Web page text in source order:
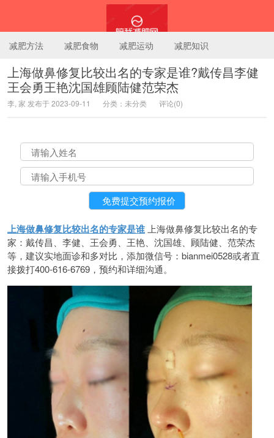
陪我减肥网
减肥方法 减肥食物 减肥运动 减肥知识
上海做鼻修复比较出名的专家是谁?戴传昌李健
王会勇王艳沈国雄顾陆健范荣杰
李, 家 发布于 2023-09-11 分类：未分类 评论(0)
上海做鼻修复比较出名的专家是谁 上海做鼻修复比较出名的专
家：戴传昌、李健、王会勇、王艳、沈国雄、顾陆健、范荣杰
等，建议实地面诊和多对比，添加微信号：bianmei0528或者直
接拨打400-616-6769，预约和详细沟通。